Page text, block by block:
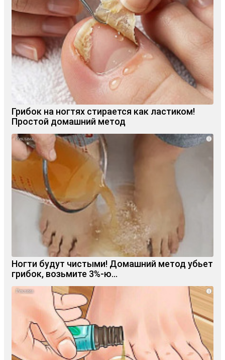
Грибок на ногтях стирается как ластиком!
Простой домашний метод
i
Ногти будут чистыми! Домашний метод убьет
грибок, возьмите 3%-ю…
i